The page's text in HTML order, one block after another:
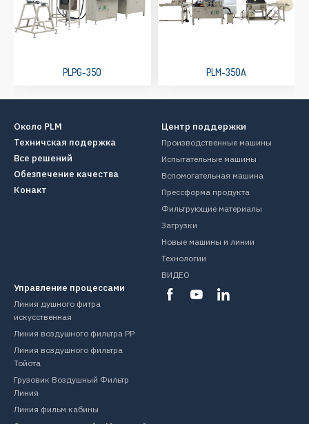
PLPG-350 PLM-350A
Управление процессами
Линия душного фитра
искусственная
Линия воздушного фильтра PP
Линия воздушного фильтра
Тойота
Грузовик Воздушный Фильтр
Линия
Линия фильм кабины
Центр поддержки
Производственные машины
Испытательные машины
Вспомогательная машина
Прессформа продукта
Фильтрующие материалы
Загрузки
Новые машины и линии
Технологии
ВИДЕО
Около PLM
Техничская подержка
Все решений
Обезпечение качества
Конакт